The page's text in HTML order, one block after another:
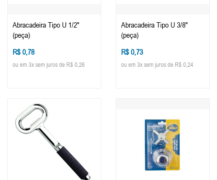
Abracadeira Tipo U 1/2"
(peça)
R$ 0,78
ou em 3x sem juros de R$ 0,26
Abracadeira Tipo U 3/8"
(peça)
R$ 0,73
ou em 3x sem juros de R$ 0,24